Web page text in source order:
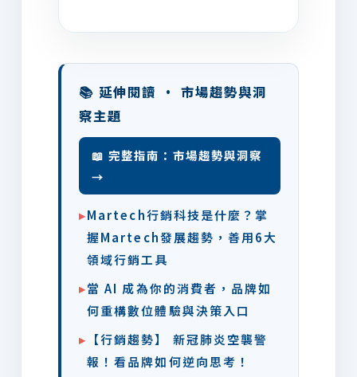
📚 延伸閱讀 · 市場趨勢與洞
察主題
📖 完整指南：市場趨勢與洞察
→
▸Martech行銷科技是什麼？掌
握Martech發展趨勢，善用6大
領域行銷工具
▸當 AI 成為你的消費者，品牌如
何重構數位體驗與決策入口
▸ 【行銷趨勢】 新冠肺炎空襲警
報！看品牌如何逆向思考！